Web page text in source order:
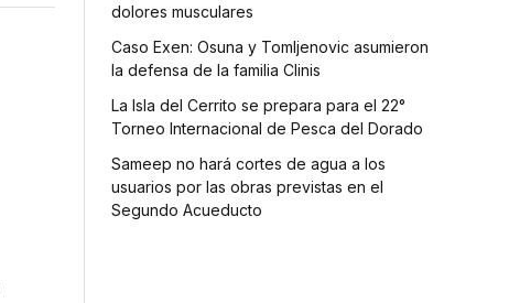
dolores musculares
Caso Exen: Osuna y Tomljenovic asumieron
la defensa de la familia Clinis
La Isla del Cerrito se prepara para el 22°
Torneo Internacional de Pesca del Dorado
Sameep no hará cortes de agua a los
usuarios por las obras previstas en el
Segundo Acueducto